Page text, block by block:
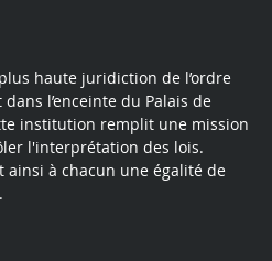
haute juridiction de l’ordre
l’enceinte du Palais de
institution remplit une mission
l'interprétation des lois.
ainsi à chacun une égalité de